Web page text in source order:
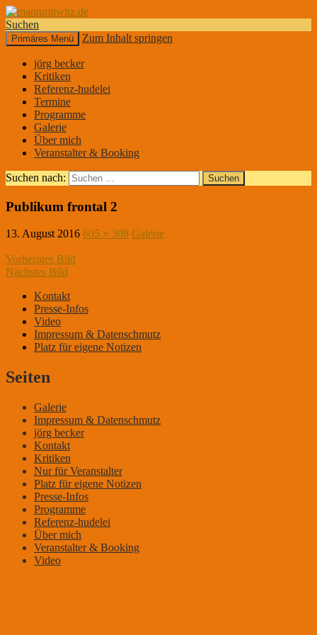
mannmitwitz.de
Suchen
Primäres Menü Zum Inhalt springen
jörg becker
Kritiken
Referenz-hudelei
Termine
Programme
Galerie
Über mich
Veranstalter & Booking
Suchen nach:
Publikum frontal 2
13. August 2016 605 × 308 Galerie
Vorheriges Bild
Nächstes Bild
DER KLEINE MANN MIT DEM WITZ
Kontakt
Presse-Infos
Video
Impressum & Datenschmutz
Platz für eigene Notizen
Seiten
Galerie
Impressum & Datenschmutz
jörg becker
Kontakt
Kritiken
Nur für Veranstalter
Platz für eigene Notizen
Presse-Infos
Programme
Referenz-hudelei
Über mich
Veranstalter & Booking
Video